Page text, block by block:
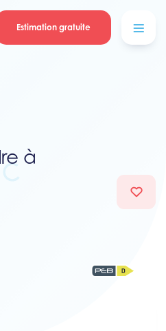
Estimation gratuite
à